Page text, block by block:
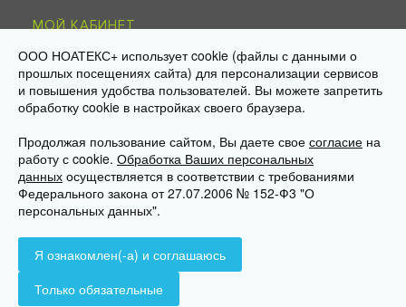
МОЙ КАБИНЕТ
КОНТАКТЫ
8-495-215-51-34
© 2009—2026 «НОАТЕКС+» —трикотаж оптом от производителя
Юр. адрес: 125581, г. Москва, ул. Ляпидевского, д. 4, кв. 158
Склад/самовывоз: 141595, МО, Солнечногорск, дер. Ложки,
«Есипово», стр. 16А, пом. 3
ООО НОАТЕКС+ использует cookie (файлы с данными о
прошлых посещениях сайта) для персонализации сервисов
и повышения удобства пользователей. Вы можете запретить
обработку cookie в настройках своего браузера.
Продолжая пользование сайтом, Вы даете свое согласие на
работу с cookie. Обработка Ваших персональных
данных осуществляется в соответствии с требованиями
Федерального закона от 27.07.2006 № 152-Ф3 "О
персональных данных".
Я ознакомлен(-а) и соглашаюсь
Только обязательные